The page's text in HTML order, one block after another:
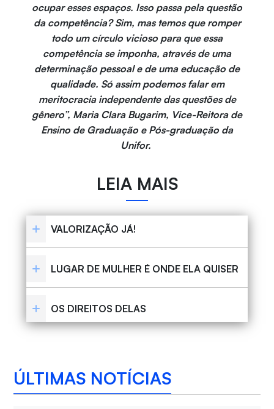
ocupar esses espaços. Isso passa pela questão
da competência? Sim, mas temos que romper
todo um círculo vicioso para que essa
competência se imponha, através de uma
determinação pessoal e de uma educação de
qualidade. Só assim podemos falar em
meritocracia independente das questões de
gênero”, Maria Clara Bugarim, Vice-Reitora de
Ensino de Graduação e Pós-graduação da
Unifor.
LEIA MAIS
VALORIZAÇÃO JÁ!
LUGAR DE MULHER É ONDE ELA QUISER
OS DIREITOS DELAS
ÚLTIMAS NOTÍCIAS